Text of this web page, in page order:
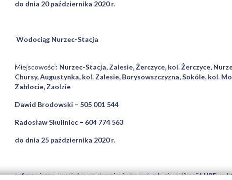
do dnia 20 października 2020 r.
Wodociąg Nurzec-Stacja
Miejscowości: Nurzec-Stacja, Zalesie, Żerczyce, kol. Żerczyce,
Chursy, Augustynka, kol. Zalesie, Borysowszczyzna, Sokóle, kol.
Zabłocie, Zaolzie
Dawid Brodowski – 505 001 544
Radosław Skuliniec – 604 774 563
do dnia 25 października 2020 r.
Informujemy również o uruchomieniu nowej usługi - aplikacjiLUPE, w